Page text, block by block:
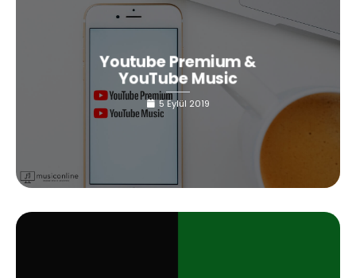
Youtube Premium &
YouTube Music
5 Eylül 2019